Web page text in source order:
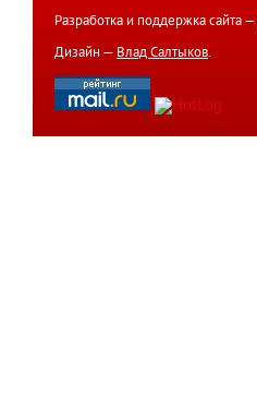
Разработка и поддержка сайта —
Дизайн — Влад Салтыков.